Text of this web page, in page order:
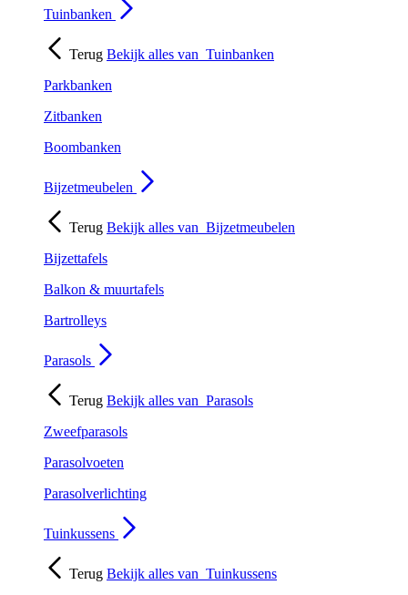
Tuinbanken
Terug Bekijk alles van Tuinbanken
Parkbanken
Zitbanken
Boombanken
Bijzetmeubelen
Terug Bekijk alles van Bijzetmeubelen
Bijzettafels
Balkon & muurtafels
Bartrolleys
Parasols
Terug Bekijk alles van Parasols
Zweefparasols
Parasolvoeten
Parasolverlichting
Tuinkussens
Terug Bekijk alles van Tuinkussens